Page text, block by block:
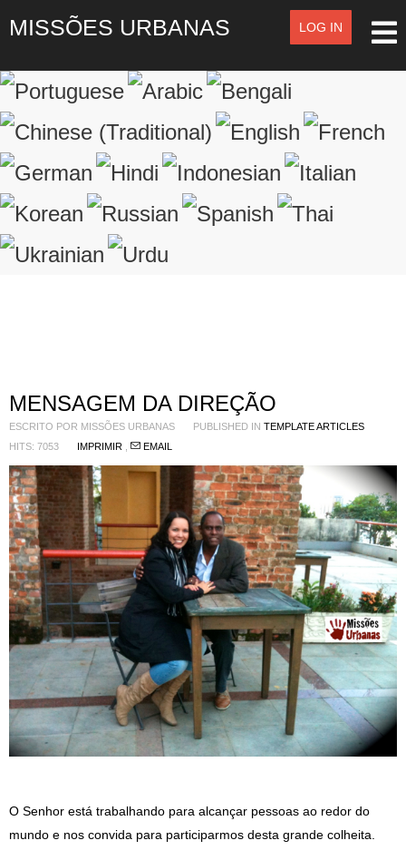
MISSÕES URBANAS LOG IN
MENSAGEM DA DIREÇÃO
ESCRITO POR MISSÕES URBANAS PUBLISHED IN TEMPLATE ARTICLES
HITS: 7053
IMPRIMIR EMAIL
O Senhor está trabalhando para alcançar pessoas ao redor do
mundo e nos convida para participarmos desta grande colheita.
LOGIN Registre-se
Lembrar de Mim
Esqueceu o nome de usuário?